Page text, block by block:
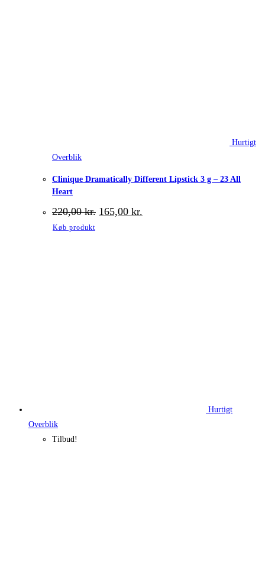
Hurtigt
Overblik
Clinique Dramatically Different Lipstick 3 g – 23 All
Heart
220,00kr. Den
oprindelige
165,00 kr.
aktuelle
Køb produkt
Hurtigt
Overblik
Tilbud!